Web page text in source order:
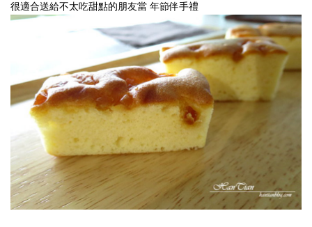
很適合送給不太吃甜點的朋友當 年節伴手禮